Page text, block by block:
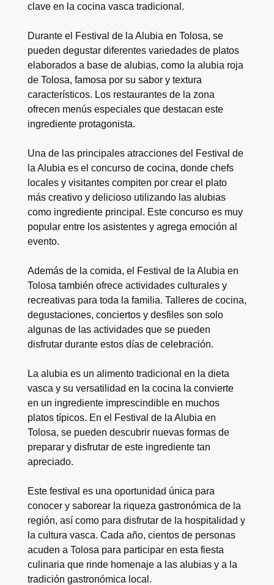
clave en la cocina vasca tradicional.
Durante el Festival de la Alubia en Tolosa, se
pueden degustar diferentes variedades de platos
elaborados a base de alubias, como la alubia roja
de Tolosa, famosa por su sabor y textura
característicos. Los restaurantes de la zona
ofrecen menús especiales que destacan este
ingrediente protagonista.
Una de las principales atracciones del Festival de
la Alubia es el concurso de cocina, donde chefs
locales y visitantes compiten por crear el plato
más creativo y delicioso utilizando las alubias
como ingrediente principal. Este concurso es muy
popular entre los asistentes y agrega emoción al
evento.
Además de la comida, el Festival de la Alubia en
Tolosa también ofrece actividades culturales y
recreativas para toda la familia. Talleres de cocina,
degustaciones, conciertos y desfiles son solo
algunas de las actividades que se pueden
disfrutar durante estos días de celebración.
La alubia es un alimento tradicional en la dieta
vasca y su versatilidad en la cocina la convierte
en un ingrediente imprescindible en muchos
platos típicos. En el Festival de la Alubia en
Tolosa, se pueden descubrir nuevas formas de
preparar y disfrutar de este ingrediente tan
apreciado.
Este festival es una oportunidad única para
conocer y saborear la riqueza gastronómica de la
región, así como para disfrutar de la hospitalidad y
la cultura vasca. Cada año, cientos de personas
acuden a Tolosa para participar en esta fiesta
culinaria que rinde homenaje a las alubias y a la
tradición gastronómica local.